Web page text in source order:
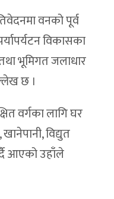
वनको पूर्व
विकासका
भूमिगत जलाधार
छ ।
वर्गका लागि घर
विद्युत
आएको उहाँले